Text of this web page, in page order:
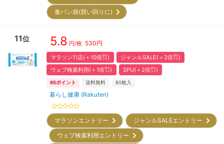
食パン袋(買い回りに)
11位 5.8 円/枚 530円
マラソン11店(＋10倍㌽)
ジャンルSALE(＋2倍㌽)
ウェブ検索利用(＋1倍㌽)
SPU(＋2倍㌽)
65ポイント 送料無料 80枚入
暮らし健康 (Rakuten)
マラソンエントリー
ジャンルSALEエントリー
ウェブ検索利用エントリー